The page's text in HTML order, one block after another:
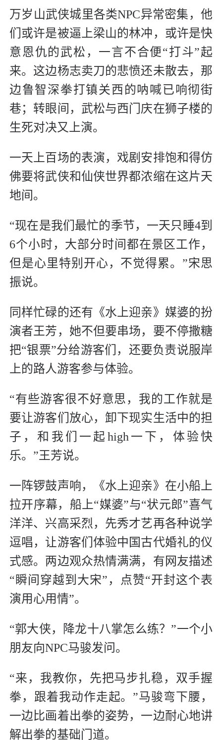
万岁山武侠城里各类NPC异常密集，他
们或许是被逼上梁山的林冲，或许是快
意恩仇的武松，一言不合便“打斗”起
来。这边杨志卖刀的悲愤还未散去，那
边鲁智深拳打镇关西的呐喊已响彻街
巷；转眼间，武松与西门庆在狮子楼的
生死对决又上演。
一天上百场的表演，戏剧安排饱和得仿
佛要将武侠和仙侠世界都浓缩在这片天
地间。
“现在是我们最忙的季节，一天只睡4到
6个小时，大部分时间都在景区工作，
但是心里特别开心，不觉得累。”宋思
振说。
同样忙碌的还有《水上迎亲》媒婆的扮
演者王芳，她不但要串场，要不停撒糖
把“银票”分给游客们，还要负责说服岸
上的路人游客参与体验。
“有些游客很不好意思，我的工作就是
要让游客们放心，卸下现实生活中的担
子，和我们一起high一下，体验快
乐。”王芳说。
一阵锣鼓声响，《水上迎亲》在小船上
拉开序幕，船上“媒婆”与“状元郎”喜气
洋洋、兴高采烈，先秀才艺再各种说学
逗唱，让游客们体验中国古代婚礼的仪
式感。两边观众热情满满，有网友描述
“瞬间穿越到大宋”，点赞“开封这个表
演用心用情”。
“郭大侠，降龙十八掌怎么练？”一个小
朋友向NPC马骏发问。
“来，我教你，先把马步扎稳，双手握
拳，跟着我动作走起。”马骏弯下腰，
一边比画着出拳的姿势，一边耐心地讲
解出拳的基础门道。